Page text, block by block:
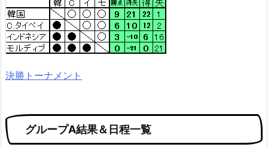
決勝トーナメント
グループA結果＆日程一覧